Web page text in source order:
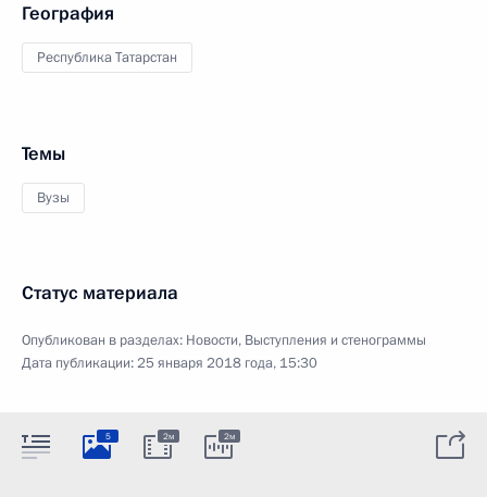
География
Республика Татарстан
Темы
Вузы
Статус материала
Опубликован в разделах: Новости, Выступления и стенограммы
Дата публикации:25 января 2018 года, 15:30
5 2м 2м